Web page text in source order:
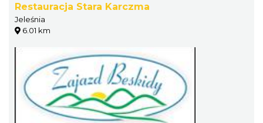
Restauracja Stara Karczma
Jeleśnia
6.01 km